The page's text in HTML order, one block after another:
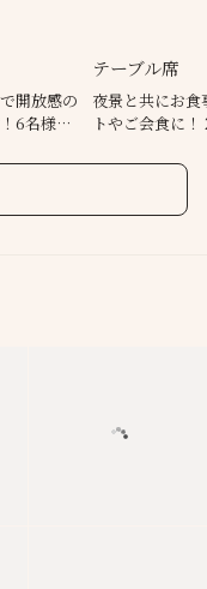
開放感の
6名様～
テーブル席
夜景と共にお食
トやご会食に